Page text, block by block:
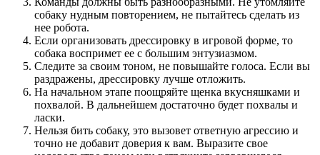
собаку нудным повторением, не пытайтесь сделать из
нее робота.
Если организовать дрессировку в игровой форме, то
собака воспримет ее с большим энтузиазмом.
Следите за своим тоном, не повышайте голоса. Если вы
раздражены, дрессировку лучше отложить.
На начальном этапе поощряйте щенка вкусняшками и
похвалой. В дальнейшем достаточно будет похвалы и
ласки.
Нельзя бить собаку, это вызовет ответную агрессию и
точно не добавит доверия к вам. Выразите свое